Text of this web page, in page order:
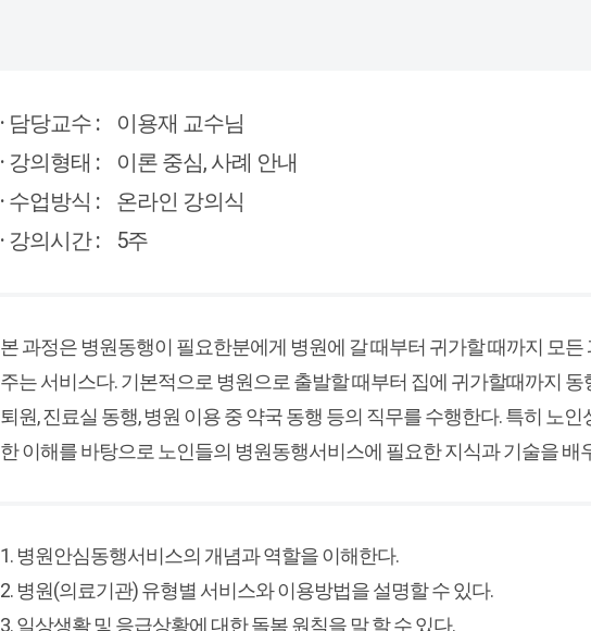
· 담당교수 :
이용재 교수님
· 강의형태 :
이론 중심, 사례 안내
· 수업방식 :
온라인 강의식
· 강의시간 :
5주
본 과정은 병원동행이 필요한분에게 병원에 갈 때부터 귀가할 때까지 모
주는 서비스다. 기본적으로 병원으로 출발할 때부터 집에 귀가할때까지 동
퇴원, 진료실 동행, 병원 이용 중 약국 동행 등의 직무를 수행한다. 특히 노
한 이해를 바탕으로 노인들의 병원동행서비스에 필요한 지식과 기술을 배
1. 병원안심동행서비스의 개념과 역할을 이해한다.
2. 병원(의료기관) 유형별 서비스와 이용방법을 설명할 수 있다.
3. 일상생활 및 응급상황에 대한 돌봄 원칙을 말 할 수 있다.